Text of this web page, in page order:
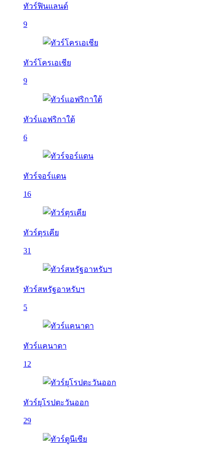
ทัวร์ฟินแลนด์
9
ทัวร์โครเอเชีย
9
ทัวร์แอฟริกาใต้
6
ทัวร์จอร์แดน
16
ทัวร์ตุรเคีย
31
ทัวร์สหรัฐอาหรับฯ
5
ทัวร์แคนาดา
12
ทัวร์ยุโรปตะวันออก
29